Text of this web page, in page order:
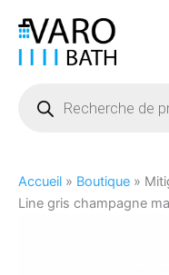
contenu
produits
Accueil » Boutique »
Line gris champagne